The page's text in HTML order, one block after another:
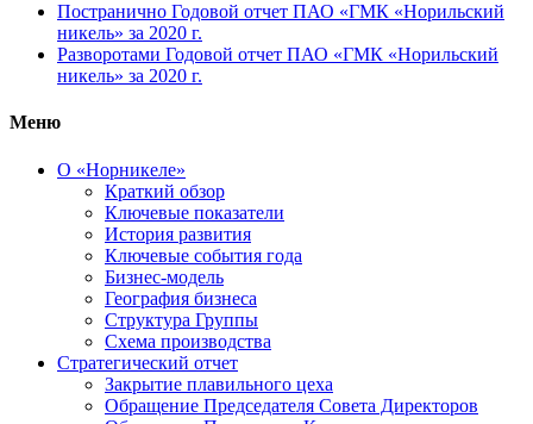
Постранично Годовой отчет ПАО «ГМК «Норильский
никель» за 2020 г.
Разворотами Годовой отчет ПАО «ГМК «Норильский
никель» за 2020 г.
Меню
О «Норникеле»
Краткий обзор
Ключевые показатели
История развития
Ключевые события года
Бизнес-модель
География бизнеса
Структура Группы
Схема производства
Стратегический отчет
Закрытие плавильного цеха
Обращение Председателя Совета Директоров